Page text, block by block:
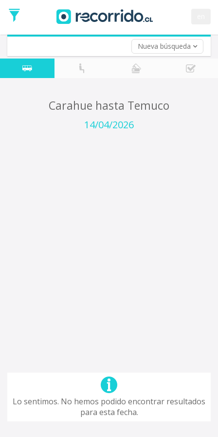
Nueva búsqueda
de
Ida
Vuelta (opcional)
Fecha
de
Carahue hasta Temuco
14/04/2026
Lo sentimos. No hemos podido encontrar resultados
para esta fecha.